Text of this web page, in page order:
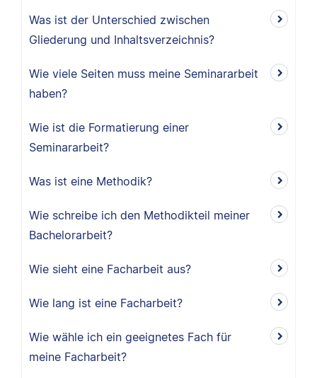
Was ist der Unterschied zwischen
Gliederung und Inhaltsverzeichnis?
Wie viele Seiten muss meine Seminararbeit
haben?
Wie ist die Formatierung einer
Seminararbeit?
Was ist eine Methodik?
Wie schreibe ich den Methodikteil meiner
Bachelorarbeit?
Wie sieht eine Facharbeit aus?
Wie lang ist eine Facharbeit?
Wie wähle ich ein geeignetes Fach für
meine Facharbeit?